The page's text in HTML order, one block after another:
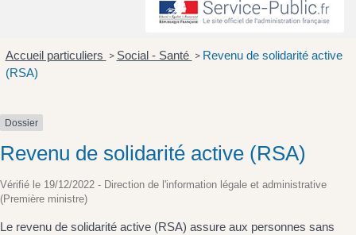
Accueil particuliers > Social - Santé > Revenu de solidarité active
(RSA)
Dossier
Revenu de solidarité active (RSA)
Vérifié le 19/12/2022 - Direction de l'information légale et administrative
(Première ministre)
Le revenu de solidarité active (RSA) assure aux personnes sans